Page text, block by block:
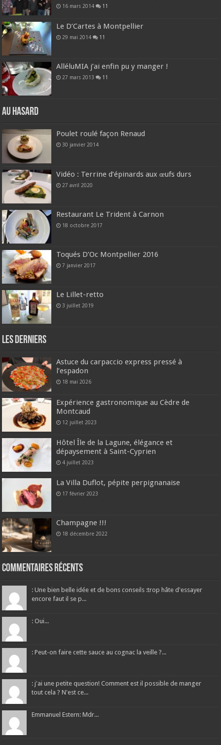
16 mars 2014 11
Le D’Cartes à Montpellier
29 mai 2014 11
AlléluMIA j’ai enfin pu y manger !
27 mars 2013 11
Au hasard
Poulet roulé façon Renaud
30 janvier 2014
Vidéo : Terrine d’épinards aux œufs durs
27 avril 2020
Restaurant Le Trident à Carnon
18 octobre 2017
Toqués D’Oc Montpellier 2016
7 janvier 2017
Le Lillet-retto
3 juillet 2019
Les derniers
Astuce du carpaccio express pressé à
l’espadon
18 mai 2026
Expérience gastronomique au Cèdre de
Montcaud
12 juillet 2023
Hôtel Île de la Lagune, élégance et
dépaysement à Saint-Cyprien
4 juillet 2023
La Villa Duflot, pépite perpignanaise
17 février 2023
Champagne !!!
18 décembre 2022
Commentaires récents
: Une bien belle idée et de bons conseils :trop hâte d'essayer
encore faut il se p...
: Oui...
: Peut-on faire cette sauce au cognac la veille ?...
: j'ai une petite question! Comment est il possible de manger
tout cela ? N'est ce...
Emmanuel Estern: Mdr...